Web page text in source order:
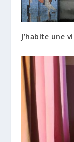
J’habite une